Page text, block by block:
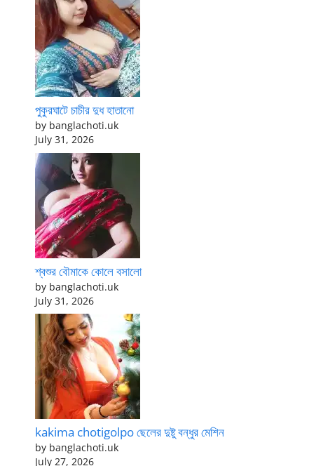
পুকুরঘাটে চাচীর দুধ হাতানো
by banglachoti.uk
July 31, 2026
শ্বশুর বৌমাকে কোলে বসালো
by banglachoti.uk
July 31, 2026
kakima chotigolpo ছেলের দুষ্টু বন্ধুর মেশিন
by banglachoti.uk
July 27, 2026